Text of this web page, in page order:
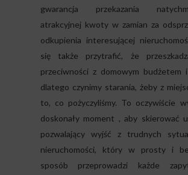
gwarancja przekazania
atrakcyjnej kwoty w zamian za
odkupienia interesującej
się także przytrafić, że
przeciwności z domowym budżetem
dlatego czynimy starania, żeby z
to, co pożyczyliśmy. To oczywiście
doskonały moment , aby skierować
pozwalający wyjść z trudnych
nieruchomości, który w prosty i
sposób przeprowadzi każde